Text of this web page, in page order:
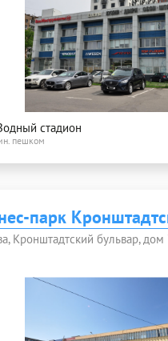
стадион
пешком
парк
Кронштадтский бульвар, дом